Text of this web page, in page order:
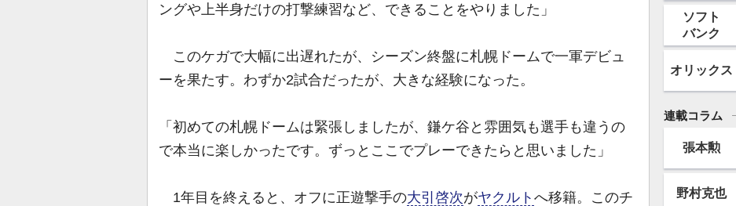
ングや上半身だけの打撃練習など、できることをやりました」
このケガで大幅に出遅れたが、シーズン終盤に札幌ドームで一軍デビュ
ーを果たす。わずか2試合だったが、大きな経験になった。
「初めての札幌ドームは緊張しましたが、鎌ケ谷と雰囲気も選手も違うの
で本当に楽しかったです。ずっとここでプレーできたらと思いました」
1年目を終えると、オフに正遊撃手の大引啓次がヤクルト へ移籍。このチ
ソフト
バンク
オリックス
連載コラム
張本勲
野村克也